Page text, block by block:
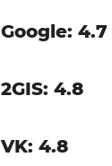
Google: 4.7
2GIS: 4.8
VK: 4.8